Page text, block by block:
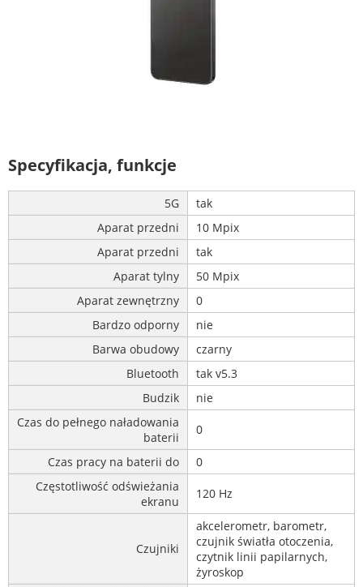
Specyfikacja, funkcje
5G
tak
Aparat przedni
10 Mpix
Aparat przedni
tak
Aparat tylny
50 Mpix
Aparat zewnętrzny
0
Bardzo odporny
nie
Barwa obudowy
czarny
Bluetooth
tak v5.3
Budzik
nie
Czas do pełnego naładowania
baterii
0
Czas pracy na baterii do
0
Częstotliwość odświeżania
ekranu
120 Hz
Czujniki
akcelerometr, barometr,
czujnik światła otoczenia,
czytnik linii papilarnych,
żyroskop